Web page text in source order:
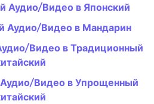
Аудио/Видео в Японский
Аудио/Видео в Мандарин
Видео в Традиционный
Видео в Упрощенный